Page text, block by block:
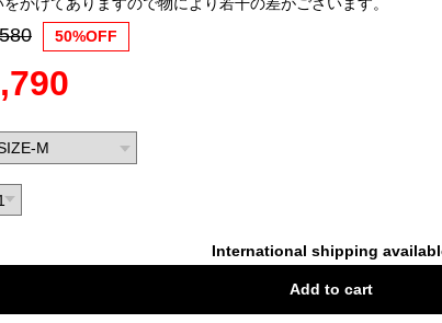
かけてありますので物により若干の差がございます。
50%OFF
International shipping
Add to cart